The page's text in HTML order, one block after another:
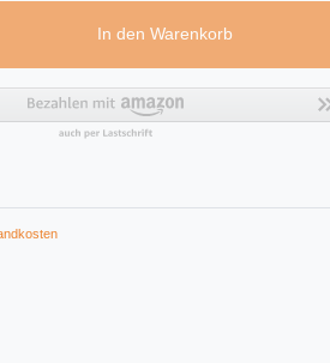
In den Warenkorb